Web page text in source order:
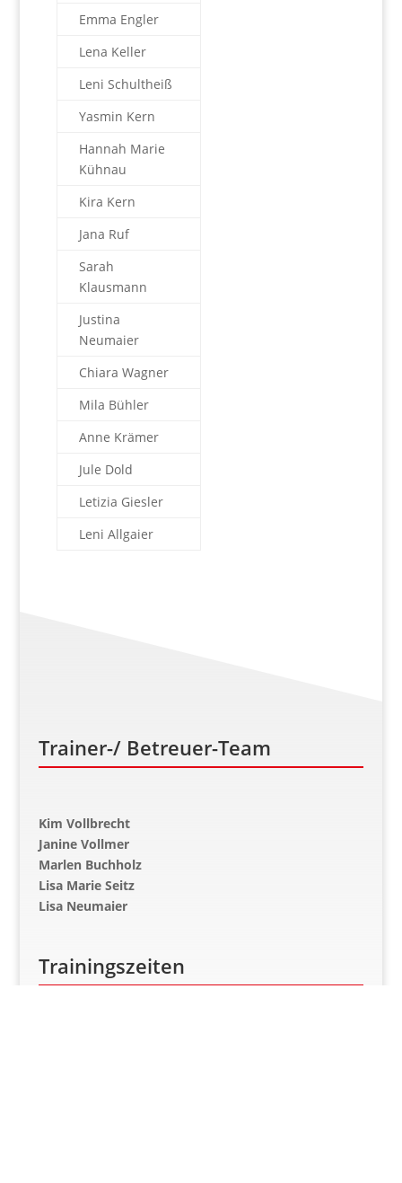
Emma Engler
Lena Keller
Leni Schultheiß
Yasmin Kern
Hannah Marie
Kühnau
Kira Kern
Jana Ruf
Sarah
Klausmann
Justina
Neumaier
Chiara Wagner
Mila Bühler
Anne Krämer
Jule Dold
Letizia Giesler
Leni Allgaier
Trainer-/ Betreuer-Team
Kim Vollbrecht
Janine Vollmer
Marlen Buchholz
Lisa Marie Seitz
Lisa Neumaier
Trainingszeiten